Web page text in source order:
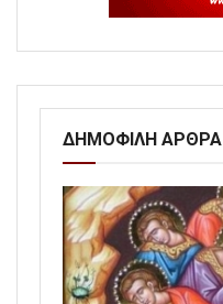
ΔΗΜΟΦΙΛΗ ΑΡΘΡΑ